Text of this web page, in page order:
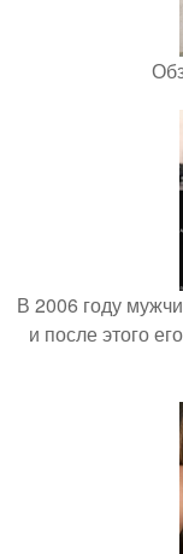
В 2006 году
и после этого